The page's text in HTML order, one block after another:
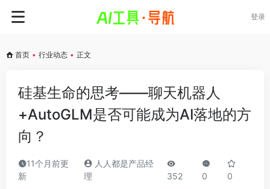
登录
首页 • 行业动态 • 正文
硅基生命的思考——聊天机器人
+AutoGLM是否可能成为AI落地的方
向？
11个月前更
新
人人都是产品经
理
352 0 0